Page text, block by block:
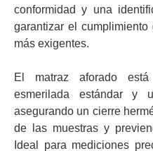
conformidad y una
garantizar el
más exigentes.
El matraz aforado
esmerilada estándar y
asegurando un cierre
de las muestras y
Ideal para mediciones